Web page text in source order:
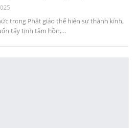
trong Phật giáo thể hiện sự thành kính,
tẩy tịnh tâm hồn,…